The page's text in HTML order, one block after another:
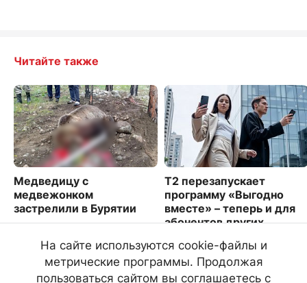
Читайте также
Медведицу с
медвежонком
застрелили в Бурятии
Т2 перезапускает
программу «Выгодно
вместе» – теперь и для
абонентов других
2048
На сайте используются cookie-файлы и
метрические программы. Продолжая
пользоваться сайтом вы соглашаетесь с